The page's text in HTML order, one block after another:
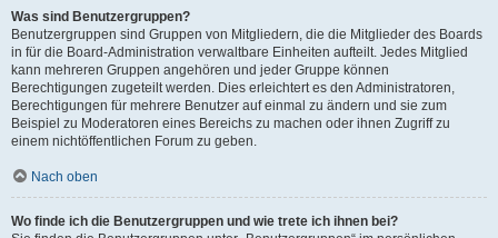
Was sind Benutzergruppen?
Benutzergruppen sind Gruppen von Mitgliedern, die die Mitglieder des Boards
in für die Board-Administration verwaltbare Einheiten aufteilt. Jedes Mitglied
kann mehreren Gruppen angehören und jeder Gruppe können
Berechtigungen zugeteilt werden. Dies erleichtert es den Administratoren,
Berechtigungen für mehrere Benutzer auf einmal zu ändern und sie zum
Beispiel zu Moderatoren eines Bereichs zu machen oder ihnen Zugriff zu
einem nichtöffentlichen Forum zu geben.
Nach oben
Wo finde ich die Benutzergruppen und wie trete ich ihnen bei?